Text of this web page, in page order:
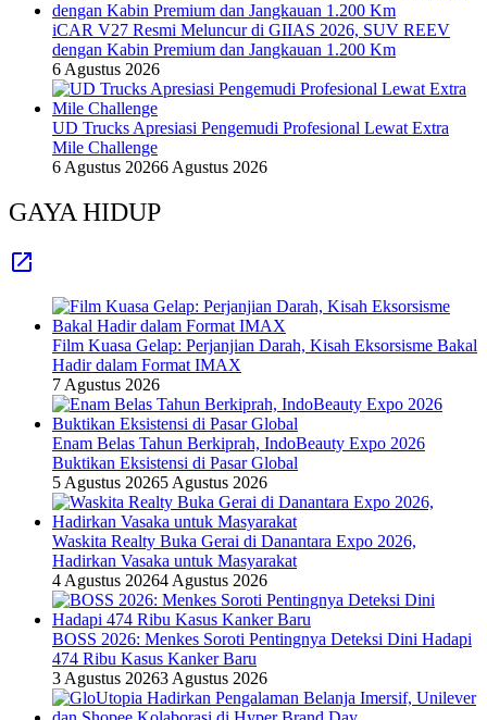
iCAR V27 Resmi Meluncur di GIIAS 2026, SUV REEV
dengan Kabin Premium dan Jangkauan 1.200 Km
6 Agustus 2026
UD Trucks Apresiasi Pengemudi Profesional Lewat Extra
Mile Challenge
6 Agustus 20266 Agustus 2026
GAYA HIDUP
Film Kuasa Gelap: Perjanjian Darah, Kisah Eksorsisme Bakal
Hadir dalam Format IMAX
7 Agustus 2026
Enam Belas Tahun Berkiprah, IndoBeauty Expo 2026
Buktikan Eksistensi di Pasar Global
5 Agustus 20265 Agustus 2026
Waskita Realty Buka Gerai di Danantara Expo 2026,
Hadirkan Vasaka untuk Masyarakat
4 Agustus 20264 Agustus 2026
BOSS 2026: Menkes Soroti Pentingnya Deteksi Dini Hadapi
474 Ribu Kasus Kanker Baru
3 Agustus 20263 Agustus 2026